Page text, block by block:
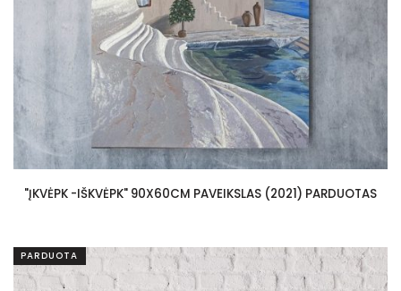
"ĮKVĖPK -IŠKVĖPK" 90X60CM PAVEIKSLAS (2021) PARDUOTAS
PARDUOTA